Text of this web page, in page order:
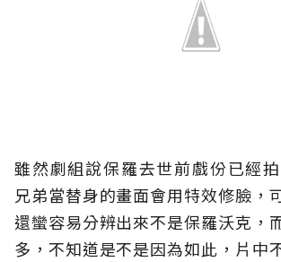
雖然劇組說保羅去世前戲份已經
兄弟當替身的畫面會用特效修臉，
還蠻容易分辨出來不是保羅沃克，
多，不知道是不是因為如此，片中